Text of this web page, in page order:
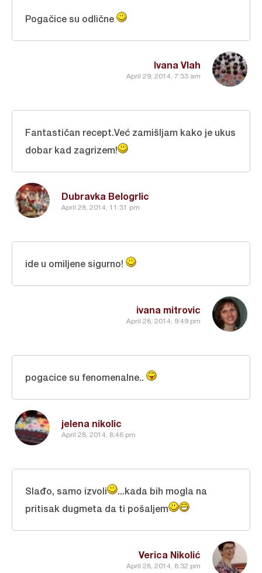
Ivana Vlah
April 29, 2014, 7:33 am
Pogačice su odlične
Dubravka Belogrlic
April 28, 2014, 11:31 pm
Fantastičan recept.Već zamišljam kako je ukus
dobar kad zagrizem!
ivana mitrovic
April 28, 2014, 9:49 pm
ide u omiljene sigurno!
jelena nikolic
April 28, 2014, 8:46 pm
pogacice su fenomenalne..
Verica Nikolić
April 28, 2014, 8:32 pm
Slađo, samo izvoli
...kada bih mogla na
pritisak dugmeta da ti pošaljem